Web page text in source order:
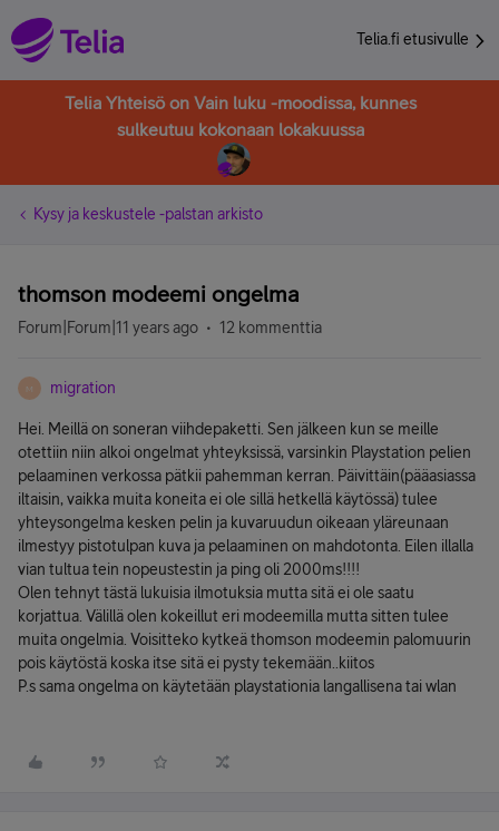
Telia.fi etusivulle
Telia Yhteisö on Vain luku -moodissa, kunnes
sulkeutuu kokonaan lokakuussa
Kysy ja keskustele -palstan arkisto
thomson modeemi ongelma
Forum|Forum|11 years ago 12 kommenttia
M migration
Hei. Meillä on soneran viihdepaketti. Sen jälkeen kun se meille
otettiin niin alkoi ongelmat yhteyksissä, varsinkin Playstation pelien
pelaaminen verkossa pätkii pahemman kerran. Päivittäin(pääasiassa
iltaisin, vaikka muita koneita ei ole sillä hetkellä käytössä) tulee
yhteysongelma kesken pelin ja kuvaruudun oikeaan yläreunaan
ilmestyy pistotulpan kuva ja pelaaminen on mahdotonta. Eilen illalla
vian tultua tein nopeustestin ja ping oli 2000ms!!!!
Olen tehnyt tästä lukuisia ilmotuksia mutta sitä ei ole saatu
korjattua. Välillä olen kokeillut eri modeemilla mutta sitten tulee
muita ongelmia. Voisitteko kytkeä thomson modeemin palomuurin
pois käytöstä koska itse sitä ei pysty tekemään..kiitos
P.s sama ongelma on käytetään playstationia langallisena tai wlan